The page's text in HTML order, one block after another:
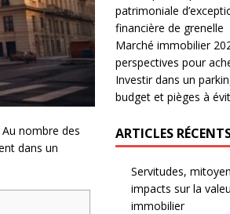
nombre des
dans un
patrimoniale
financière de grenelle
Marché immobilier
perspectives pour
Investir dans un
budget et pièges à
ARTICLES
Servitudes,
impacts sur la
immobilier